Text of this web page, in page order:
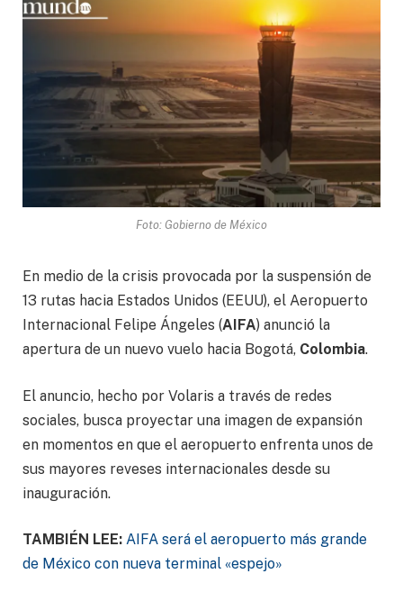
Foto: Gobierno de México
En medio de la crisis provocada por la suspensión de
13 rutas hacia Estados Unidos (EEUU), el Aeropuerto
Internacional Felipe Ángeles (AIFA) anunció la
apertura de un nuevo vuelo hacia Bogotá, Colombia.
El anuncio, hecho por Volaris a través de redes
sociales, busca proyectar una imagen de expansión
en momentos en que el aeropuerto enfrenta unos de
sus mayores reveses internacionales desde su
inauguración.
TAMBIÉN LEE: AIFA será el aeropuerto más grande
de México con nueva terminal «espejo»